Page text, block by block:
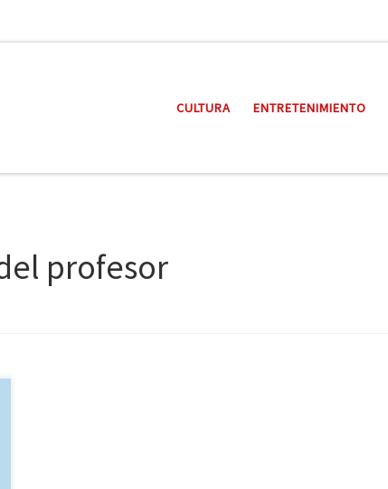
CULTURA ENTRETENIMIENTO
profesor